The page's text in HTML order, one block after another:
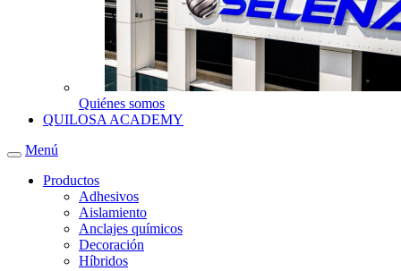
Quiénes somos
QUILOSA ACADEMY
Menú
Productos
Adhesivos
Aislamiento
Anclajes químicos
Decoración
Híbridos